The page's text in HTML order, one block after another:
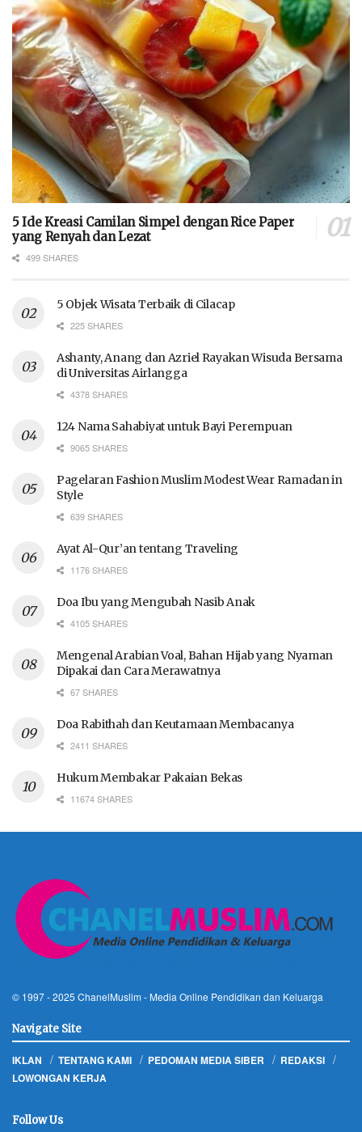
5 Ide Kreasi Camilan Simpel dengan Rice Paper
yang Renyah dan Lezat
499 SHARES
5 Objek Wisata Terbaik di Cilacap
225 SHARES
Ashanty, Anang dan Azriel Rayakan Wisuda Bersama
di Universitas Airlangga
4378 SHARES
124 Nama Sahabiyat untuk Bayi Perempuan
9065 SHARES
Pagelaran Fashion Muslim Modest Wear Ramadan in
Style
639 SHARES
Ayat Al-Qur’an tentang Traveling
1176 SHARES
Doa Ibu yang Mengubah Nasib Anak
4105 SHARES
Mengenal Arabian Voal, Bahan Hijab yang Nyaman
Dipakai dan Cara Merawatnya
67 SHARES
Doa Rabithah dan Keutamaan Membacanya
2411 SHARES
Hukum Membakar Pakaian Bekas
11674 SHARES
© 1997 - 2025 ChanelMuslim - Media Online Pendidikan dan Keluarga
Navigate Site
IKLAN TENTANG KAMI PEDOMAN MEDIA SIBER
REDAKSI
LOWONGAN KERJA
Follow Us